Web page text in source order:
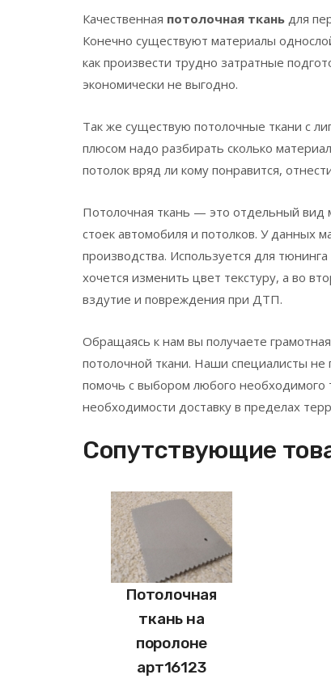
Качественная потолочная ткань для
Конечно существуют материалы
как произвести трудно затратные
экономически не выгодно.
Так же существую потолочные ткани с
плюсом надо разбирать сколько
потолок вряд ли кому понравится,
Потолочная ткань — это отдельный вид
стоек автомобиля и потолков. У данных
производства. Используется для
хочется изменить цвет текстуру, а во
вздутие и повреждения при ДТП.
Обращаясь к нам вы получаете
потолочной ткани. Наши специалисты не
помочь с выбором любого
необходимости доставку в пределах
Сопутствующие
Потолочная
ткань на
поролоне
арт16123